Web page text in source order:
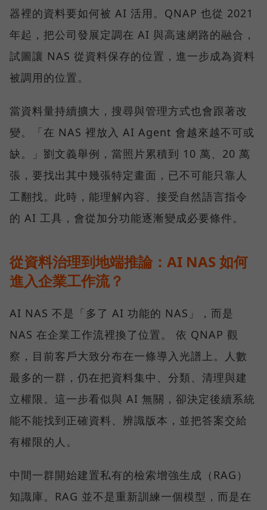
器裡的資料要如何被 AI 活用。QNAP 也從 2021
年起，把公司發展定調在 AI 與高速網路的融合，
試圖讓 NAS 從資料保存的位置，進一步成為資料
被調用的位置。
當資料量持續擴大，搜尋與管理方式也會跟著改
變。「在 NAS 裡放入 AI Agent 會越來越不可或
缺。」劉文義舉例，當照片累積到 10 萬、20 萬
張，要找出其中幾張特定畫面，已不可能只靠人
工翻找。此時，能理解內容、接受自然語言指令
的 AI 工具，會從加分功能逐漸變成必要條件。
從資料治理到地端推論：AI NAS 如何
進入企業工作流？
AI NAS 不是「多了 AI 功能的 NAS」，而是
NAS 在企業工作流裡換了位置。 依 QNAP 觀
察，目前客戶大致分布在一條導入光譜上。人數
最多的一群，仍在把資料集中、分類、清理與建
立權限。這一步看似與 AI 無關，卻決定後續系統
能不能找到正確資料、辨識版本，並把答案交給
有權限的人。
中間一群開始建置私有的檢索增強生成（RAG）
知識庫。RAG 並不是重新訓練一個模型，而是在